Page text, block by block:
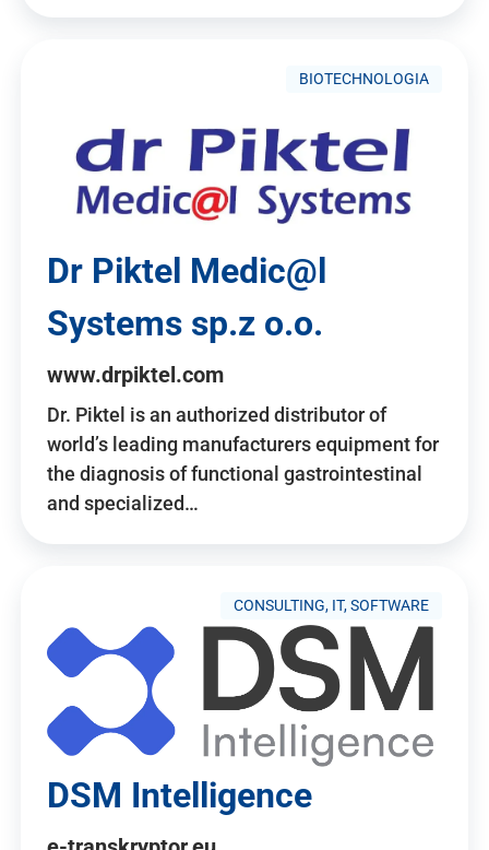
BIOTECHNOLOGIA
Dr Piktel Medic@l
Systems sp.z o.o.
www.drpiktel.com
Dr. Piktel is an authorized distributor of
world’s leading manufacturers equipment for
the diagnosis of functional gastrointestinal
and specialized…
CONSULTING, IT, SOFTWARE
DSM Intelligence